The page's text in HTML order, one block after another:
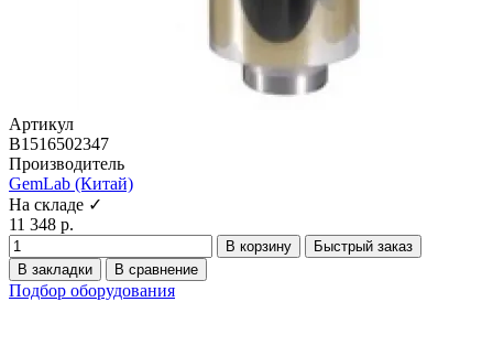
Артикул
B1516502347
Производитель
GemLab (Китай)
На складе ✓
11 348 р.
В корзину
Быстрый заказ
В закладки
В сравнение
Подбор оборудования